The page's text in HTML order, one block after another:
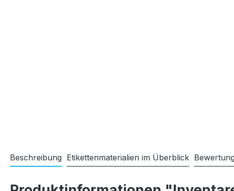
Beschreibung Etikettenmaterialien im Überblick